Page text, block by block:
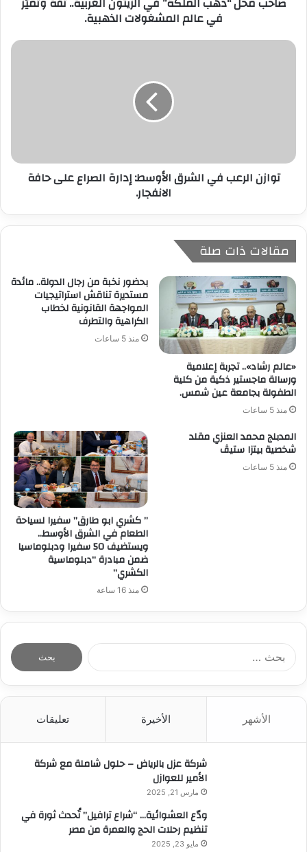
في عالم المشغولات الذهبية.
توازن الرعب في الشرق الأوسط: إدارة الصراع على حافة
الانفجار.
مقالات ذات صلة
«عالم رشاد».. تجربة إعلامية
ورسالة ماجستير ذكية من كلية
الطفولة بجامعة عين شمس.
منذ 5 ساعات
بحضور نخبة من رجال الدولة.. مائدة
مستديرة تناقش استراتيجيات
المواجهة القانونية لخطاب
الكراهية والتطرف
منذ 5 ساعات
المدبلج محمد العنزي مقلد
شخصية بيتزا ستيڤ
منذ 5 ساعات
” كشري ابو طارق” سفيرا لسياحة
الطعام في الشرق الأوسط..
ويستضيف 50 سفيرا ودبلوماسيا
ضمن مبادرة “دبلوماسية
الكشري”
منذ 16 ساعة
الأشهر الأخيرة تعليقات
شركة عزل بالرياض – حلول شاملة مع شركة
الأمير للعوازل
مارس 21, 2025
ودّع العشوائية… “شراع ترافيل” تُحدث ثورة في
تنظيم رحلات الحج والعمرة من مصر
مايو 23, 2025